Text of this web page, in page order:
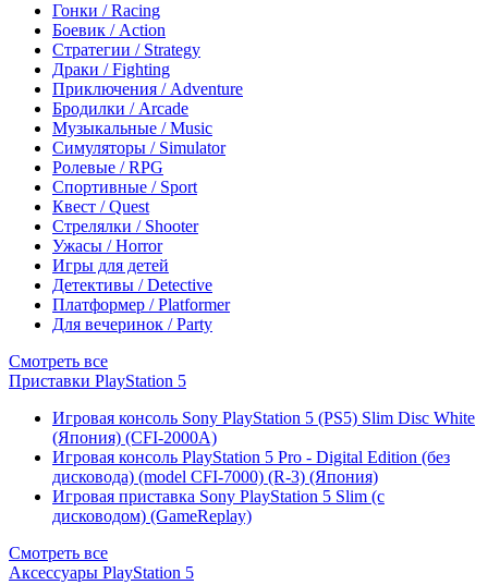
Гонки / Racing
Боевик / Action
Стратегии / Strategy
Драки / Fighting
Приключения / Adventure
Бродилки / Arcade
Музыкальные / Music
Симуляторы / Simulator
Ролевые / RPG
Спортивные / Sport
Квест / Quest
Стрелялки / Shooter
Ужасы / Horror
Игры для детей
Детективы / Detective
Платформер / Platformer
Для вечеринок / Party
Смотреть все
Приставки PlayStation 5
Игровая консоль Sony PlayStation 5 (PS5) Slim Disc White
(Япония) (CFI-2000A)
Игровая консоль PlayStation 5 Pro - Digital Edition (без
дисковода) (model CFI-7000) (R-3) (Япония)
Игровая приставка Sony PlayStation 5 Slim (с
дисководом) (GameReplay)
Смотреть все
Аксессуары PlayStation 5